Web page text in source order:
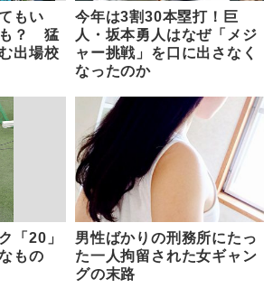
もい
も？ 猛
出場校
今年は3割30本塁打！巨
人・坂本勇人はなぜ「メジ
ャー挑戦」を口に出さなく
なったのか
「20」
もの
男性ばかりの刑務所にたっ
た一人拘留された女ギャン
グの末路